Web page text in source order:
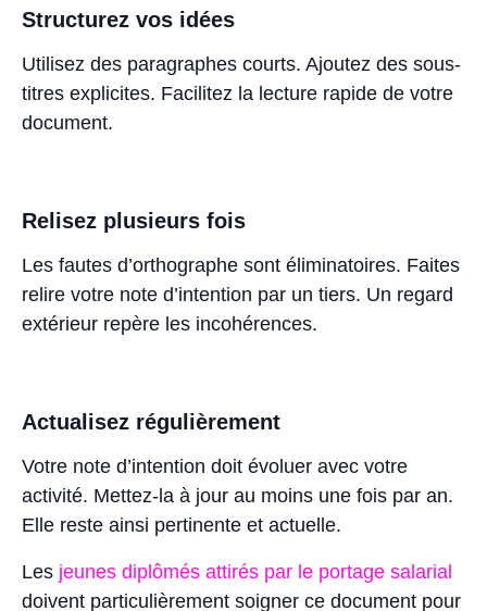
Structurez vos idées
Utilisez des paragraphes courts. Ajoutez des sous-
titres explicites. Facilitez la lecture rapide de votre
document.
Relisez plusieurs fois
Les fautes d’orthographe sont éliminatoires. Faites
relire votre note d’intention par un tiers. Un regard
extérieur repère les incohérences.
Actualisez régulièrement
Votre note d’intention doit évoluer avec votre
activité. Mettez-la à jour au moins une fois par an.
Elle reste ainsi pertinente et actuelle.
Les jeunes diplômés attirés par le portage salarial
doivent particulièrement soigner ce document pour